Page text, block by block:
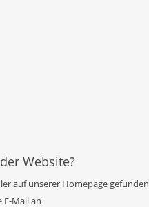
Website?
auf unserer Homepage
E-Mail an